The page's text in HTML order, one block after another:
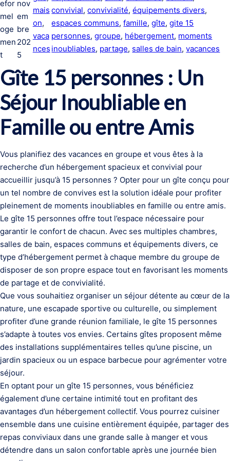
efor
mel
oge
men
t
nov
em
bre
202
5
mais
on
vaca
nces
convivial, convivialité, équipements divers
espaces communs, famille, gîte, gite 15
personnes, groupe, hébergement, moments
inoubliables, partage, salles de bain, vacances
Gîte 15 personnes : Un
Séjour Inoubliable en
Famille ou entre Amis
Vous planifiez des vacances en groupe et vous êtes à la
recherche d’un hébergement spacieux et convivial pour
accueillir jusqu’à 15 personnes ? Opter pour un gîte conçu pour
un tel nombre de convives est la solution idéale pour profiter
pleinement de moments inoubliables en famille ou entre amis.
Le gîte 15 personnes offre tout l’espace nécessaire pour
garantir le confort de chacun. Avec ses multiples chambres,
salles de bain, espaces communs et équipements divers, ce
type d’hébergement permet à chaque membre du groupe de
disposer de son propre espace tout en favorisant les moments
de partage et de convivialité.
Que vous souhaitiez organiser un séjour détente au cœur de la
nature, une escapade sportive ou culturelle, ou simplement
profiter d’une grande réunion familiale, le gîte 15 personnes
s’adapte à toutes vos envies. Certains gîtes proposent même
des installations supplémentaires telles qu’une piscine, un
jardin spacieux ou un espace barbecue pour agrémenter votre
séjour.
En optant pour un gîte 15 personnes, vous bénéficiez
également d’une certaine intimité tout en profitant des
avantages d’un hébergement collectif. Vous pourrez cuisiner
ensemble dans une cuisine entièrement équipée, partager des
repas conviviaux dans une grande salle à manger et vous
détendre dans un salon confortable après une journée bien